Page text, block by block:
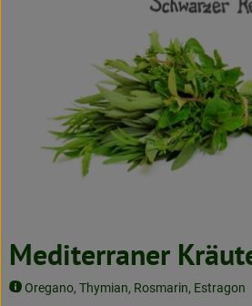
Obst & Gemüse
Frisches
Speisekammer
Getränke
So gehts
Mediterraner
Oregano, Thymian, Rosmarin, Estragon